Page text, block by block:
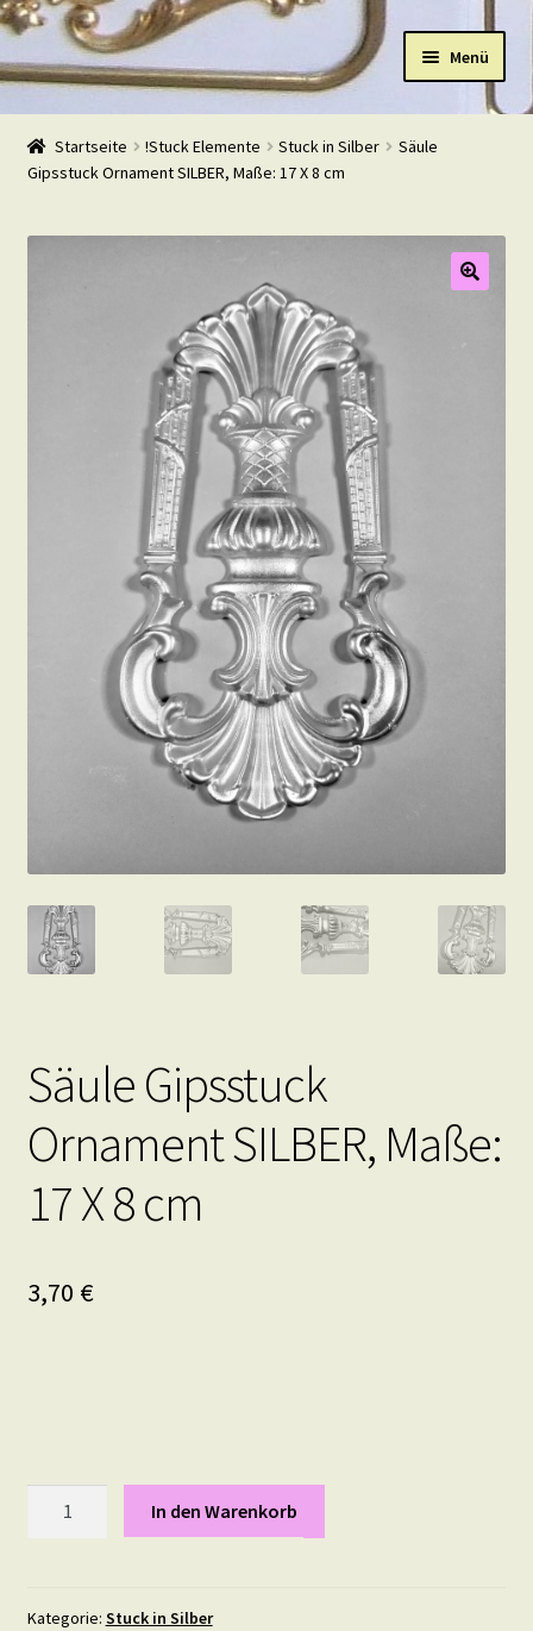
Navigation
Zum
Inhalt
Menü
Start
Shop
Warenkorb
Startseite !Stuck Elemente Stuck in Silber
Säule
Gipsstuck Ornament SILBER, Maße: 17 X 8 cm
Säule Gipsstuck
Ornament SILBER, Maße:
17 X 8 cm
3,70 €
Maße:
In den Warenkorb
Kategorie: Stuck in Silber